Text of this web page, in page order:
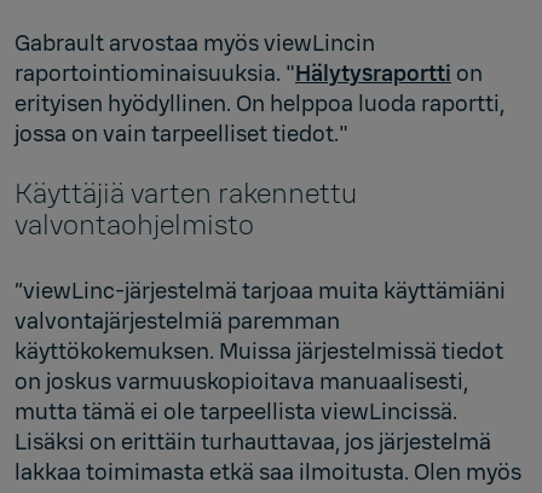
Gabrault arvostaa myös viewLincin
raportointiominaisuuksia. "Hälytysraportti on
erityisen hyödyllinen. On helppoa luoda raportti,
jossa on vain tarpeelliset tiedot."
Käyttäjiä varten rakennettu
valvontaohjelmisto
”viewLinc-järjestelmä tarjoaa muita käyttämiäni
valvontajärjestelmiä paremman
käyttökokemuksen. Muissa järjestelmissä tiedot
on joskus varmuuskopioitava manuaalisesti,
mutta tämä ei ole tarpeellista viewLincissä.
Lisäksi on erittäin turhauttavaa, jos järjestelmä
lakkaa toimimasta etkä saa ilmoitusta. Olen myös